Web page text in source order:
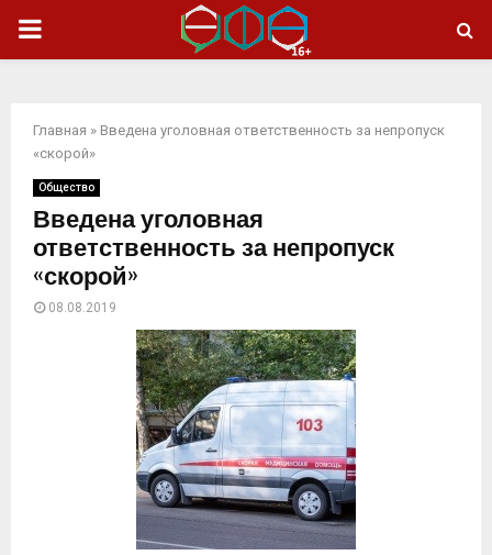
ОСНОВНОЕ
Главная » Введена уголовная ответственность за непропуск
«скорой»
Общество
Введена уголовная
ответственность за непропуск
«скорой»
08.08.2019